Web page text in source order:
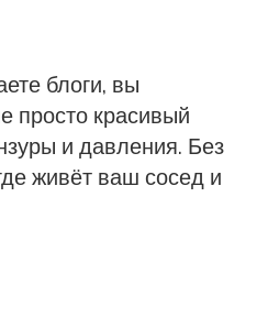
блоги, вы
просто красивый
и давления. Без
живёт ваш сосед и